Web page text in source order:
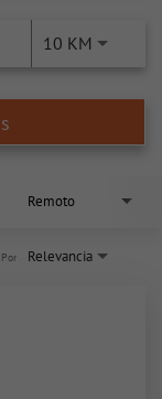
10 KM
Remoto
Relevancia